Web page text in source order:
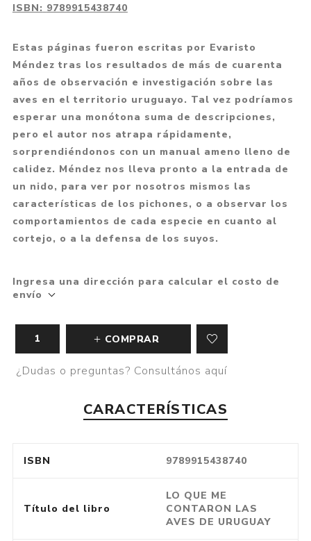
ISBN: 9789915438740
Estas páginas fueron escritas por Evaristo
Méndez tras los resultados de más de cuarenta
años de observación e investigación sobre las
aves en el territorio uruguayo. Tal vez podríamos
esperar una monótona suma de descripciones,
pero el autor nos atrapa rápidamente,
sorprendiéndonos con un manual ameno lleno de
calidez. Méndez nos lleva pronto a la entrada de
un nido, para ver por nosotros mismos las
características de los pichones, o a observar los
comportamientos de cada especie en cuanto al
cortejo, o a la defensa de los suyos.
Ingresa una dirección para calcular el costo de
envío
COMPRAR
¿Dudas o preguntas? Consultános aquí
CARACTERÍSTICAS
ISBN 9789915438740
Título del libro
LO QUE ME
CONTARON LAS
AVES DE URUGUAY